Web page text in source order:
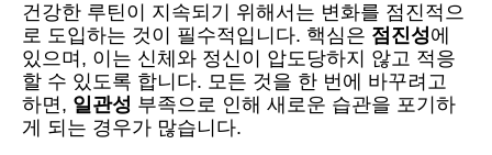
건강한 루틴이 지속되기 위해서는 변화를 점진적으
로 도입하는 것이 필수적입니다. 핵심은 점진성에
있으며, 이는 신체와 정신이 압도당하지 않고 적응
할 수 있도록 합니다. 모든 것을 한 번에 바꾸려고
하면, 일관성 부족으로 인해 새로운 습관을 포기하
게 되는 경우가 많습니다.